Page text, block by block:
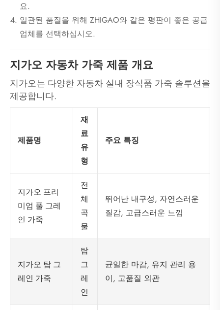
요.
일관된 품질을 위해 ZHIGAO와 같은 평판이 좋은 공급
업체를 선택하십시오.
지가오 자동차 가죽 제품 개요
지가오는 다양한 자동차 실내 장식품 가죽 솔루션을
제공합니다.
제품명
재
료
유
형
주요 특징
지가오 프리
미엄 풀 그레
인 가죽
전
체
곡
물
뛰어난 내구성, 자연스러운
질감, 고급스러운 느낌
지가오 탑 그
레인 가죽
탑
그
레
인
균일한 마감, 유지 관리 용
이, 고품질 외관